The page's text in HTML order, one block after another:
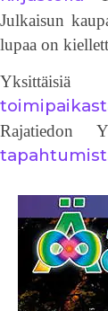
Julkaisun
lupaa on
Rajatiedon